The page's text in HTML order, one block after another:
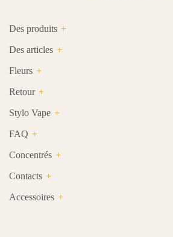
Des produits
Des articles
Fleurs
Retour
Stylo Vape
FAQ
Concentrés
Contacts
Accessoires